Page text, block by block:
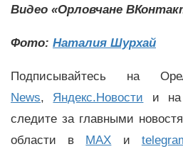
Видео «Орловчане
Фото: Наталия Шурхай
Подписывайтесь на
News, Яндекс.Новости и
следите за главными
области в MAX и